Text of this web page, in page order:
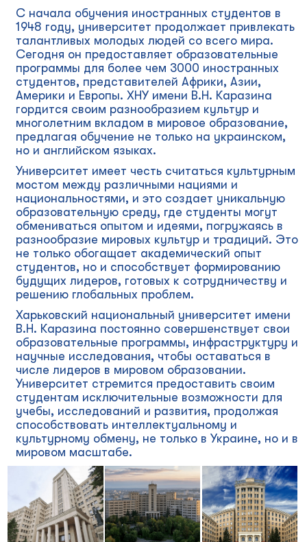
С начала обучения иностранных студентов в
1948 году, университет продолжает привлекать
талантливых молодых людей со всего мира.
Сегодня он предоставляет образовательные
программы для более чем 3000 иностранных
студентов, представителей Африки, Азии,
Америки и Европы. ХНУ имени В.Н. Каразина
гордится своим разнообразием культур и
многолетним вкладом в мировое образование,
предлагая обучение не только на украинском,
но и английском языках.
Университет имеет честь считаться культурным
мостом между различными нациями и
национальностями, и это создает уникальную
образовательную среду, где студенты могут
обмениваться опытом и идеями, погружаясь в
разнообразие мировых культур и традиций. Это
не только обогащает академический опыт
студентов, но и способствует формированию
будущих лидеров, готовых к сотрудничеству и
решению глобальных проблем.
Харьковский национальный университет имени
В.Н. Каразина постоянно совершенствует свои
образовательные программы, инфраструктуру и
научные исследования, чтобы оставаться в
числе лидеров в мировом образовании.
Университет стремится предоставить своим
студентам исключительные возможности для
учебы, исследований и развития, продолжая
способствовать интеллектуальному и
культурному обмену, не только в Украине, но и в
мировом масштабе.